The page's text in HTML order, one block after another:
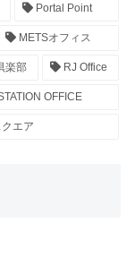
Portal Point
METSオフィス
楽部 RJ Office
OFFICE
エア